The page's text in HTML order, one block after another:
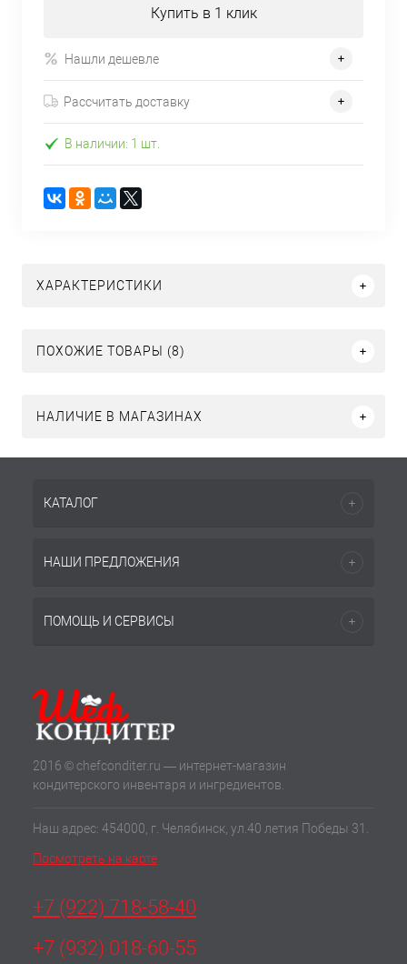
Купить в 1 клик
Нашли дешевле
Рассчитать доставку
В наличии: 1 шт.
ХАРАКТЕРИСТИКИ
ПОХОЖИЕ ТОВАРЫ (8)
НАЛИЧИЕ В МАГАЗИНАХ
КАТАЛОГ
НАШИ ПРЕДЛОЖЕНИЯ
ПОМОЩЬ И СЕРВИСЫ
2016 © chefconditer.ru — интернет-магазин
кондитерского инвентаря и ингредиентов.
Наш адрес: 454000, г. Челябинск, ул.40 летия Победы 31.
Посмотреть на карте
+7 (922) 718-58-40
+7 (932) 018-60-55